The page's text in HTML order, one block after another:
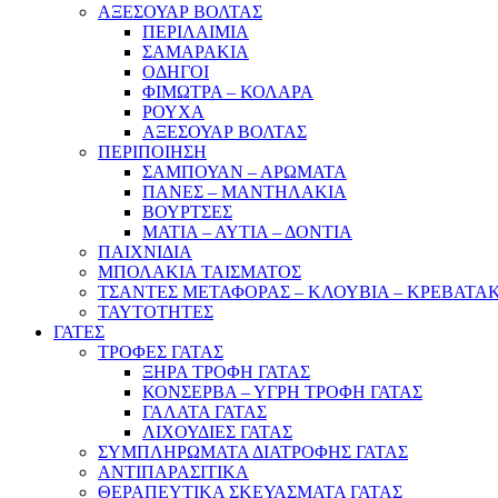
ΑΞΕΣΟΥΑΡ ΒΟΛΤΑΣ
ΠΕΡΙΛΑΙΜΙΑ
ΣΑΜΑΡΑΚΙΑ
ΟΔΗΓΟΙ
ΦΙΜΩΤΡΑ – ΚΟΛΑΡΑ
ΡΟΥΧΑ
ΑΞΕΣΟΥΑΡ ΒΟΛΤΑΣ
ΠΕΡΙΠΟΙΗΣΗ
ΣΑΜΠΟΥΑΝ – ΑΡΩΜΑΤΑ
ΠΑΝΕΣ – ΜΑΝΤΗΛΑΚΙΑ
ΒΟΥΡΤΣΕΣ
ΜΑΤΙΑ – ΑΥΤΙΑ – ΔΟΝΤΙΑ
ΠΑΙΧΝΙΔΙΑ
ΜΠΟΛΑΚΙΑ ΤΑΙΣΜΑΤΟΣ
ΤΣΑΝΤΕΣ ΜΕΤΑΦΟΡΑΣ – ΚΛΟΥΒΙΑ –
ΤΑΥΤΟΤΗΤΕΣ
ΓΑΤΕΣ
ΤΡΟΦΕΣ ΓΑΤΑΣ
ΞΗΡΑ ΤΡΟΦΗ ΓΑΤΑΣ
ΚΟΝΣΕΡΒΑ – ΥΓΡΗ ΤΡΟΦΗ ΓΑΤΑΣ
ΓΑΛΑΤΑ ΓΑΤΑΣ
ΛΙΧΟΥΔΙΕΣ ΓΑΤΑΣ
ΣΥΜΠΛΗΡΩΜΑΤΑ ΔΙΑΤΡΟΦΗΣ ΓΑΤΑΣ
ΑΝΤΙΠΑΡΑΣΙΤΙΚΑ
ΘΕΡΑΠΕΥΤΙΚΑ ΣΚΕΥΑΣΜΑΤΑ ΓΑΤΑΣ